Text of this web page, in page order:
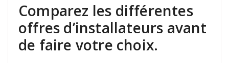
Comparez les différentes
offres d’installateurs avant
de faire votre choix.